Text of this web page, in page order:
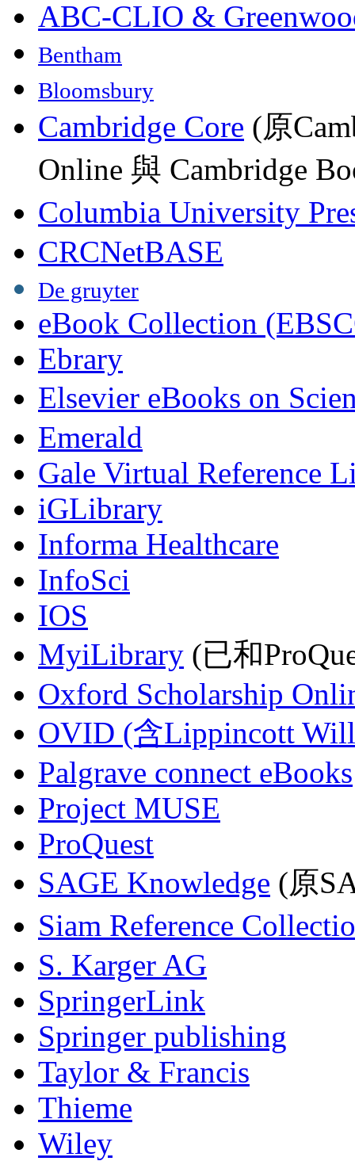
ABC-CLIO &
Bentham
Bloomsbury
Cambridge Core (原
Online 與 Cambridge
Columbia University
CRCNetBASE
De gruyter
eBook Collection
Ebrary
Elsevier eBooks on
Emerald
Gale Virtual Reference
iGLibrary
Informa Healthcare
InfoSci
IOS
MyiLibrary (已和
Oxford Scholarship
OVID (含Lippincott
Palgrave connect eBooks
Project MUSE
ProQuest
SAGE Knowledge (原
Siam Reference
S. Karger AG
SpringerLink
Springer publishing
Taylor & Francis
Thieme
Wiley